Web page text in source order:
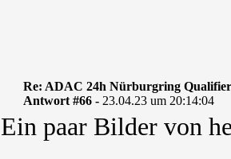
Re: ADAC 24h Nürburgring
Antwort #66 - 23.04.23 um 20:14:04
Ein paar Bilder von